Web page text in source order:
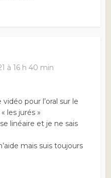
à 16 h 40 min
pour l’oral sur le
les jurés »
linéaire et je ne sais
mais suis toujours